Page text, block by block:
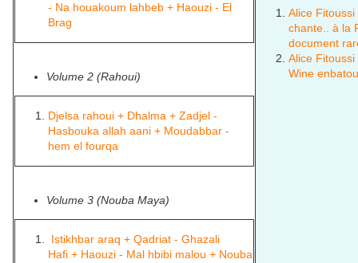
- Na houakoum lahbeb + Haouzi - El
Brag
Volume 2 (Rahoui)
Djelsa rahoui + Dhalma + Zadjel -
Hasbouka allah aani + Moudabbar -
hem el fourqa
Volume 3 (Nouba Maya)
Istikhbar araq + Qadriat - Ghazali
Hafi + Haouzi - Mal hbibi malou + Nouba
Alice Fitoussi
chante.. à la
document
Alice Fitoussi
Wine enbatou